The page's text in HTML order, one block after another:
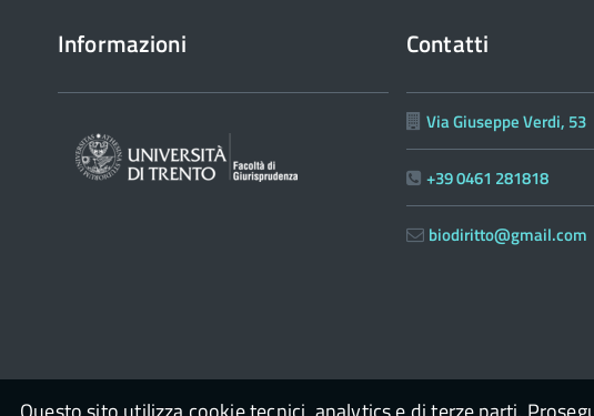
Informazioni Contatti
Via Giuseppe Verdi, 53
+39 0461 281818
biodiritto@gmail.com